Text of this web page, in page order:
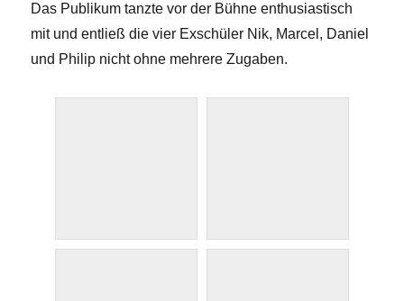
Das Publikum tanzte vor der Bühne enthusiastisch
mit und entließ die vier Exschüler Nik, Marcel, Daniel
und Philip nicht ohne mehrere Zugaben.